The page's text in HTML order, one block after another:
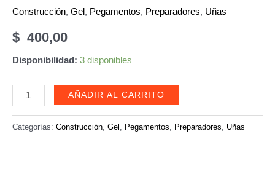
Construcción, Gel , Pegamentos, Preparadores, Uñas
$ 400,00
Disponibilidad: 3 disponibles
8
en
AÑADIR AL CARRITO
Categorías: Construcción, Gel , Pegamentos, Preparadores, Uñas